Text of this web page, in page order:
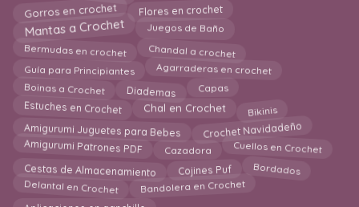
Gorros en crochet Flores en crochet
Mantas a Crochet Juegos de Baño
Bermudas en crochet Chandal a crochet
Guía para Principiantes Agarraderas en crochet
Boinas a Crochet Diademas Capas
Estuches en Crochet Chal en Crochet Bikinis
Amigurumi Juguetes para Bebes Crochet Navidadeño
Amigurumi Patrones PDF Cazadora Cuellos en Crochet
Cestas de Almacenamiento Cojines Puf Bordados
Delantal en Crochet Bandolera en Crochet